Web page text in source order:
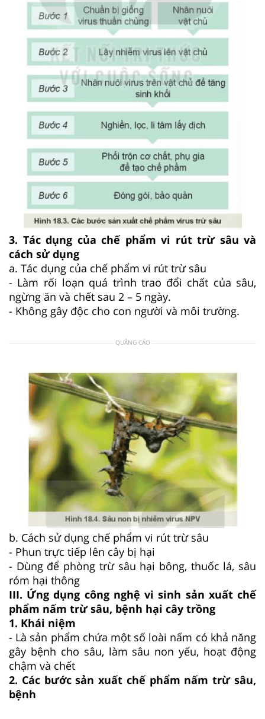
3. Tác dụng của chế phẩm vi rút trừ sâu và
cách sử dụng
a. Tác dụng của chế phẩm vi rút trừ sâu
- Làm rối loạn quá trình trao đổi chất của sâu,
ngừng ăn và chết sau 2 – 5 ngày.
- Không gây độc cho con người và môi trường.
QUẢNG CÁO
b. Cách sử dụng chế phẩm vi rút trừ sâu
- Phun trực tiếp lên cây bị hại
- Dùng để phòng trừ sâu hại bông, thuốc lá, sâu
róm hại thông
III. Ứng dụng công nghệ vi sinh sản xuất chế
phẩm nấm trừ sâu, bệnh hại cây trồng
1. Khái niệm
- Là sản phẩm chứa một số loài nấm có khả năng
gây bệnh cho sâu, làm sâu non yếu, hoạt động
chậm và chết
2. Các bước sản xuất chế phẩm nấm trừ sâu,
bệnh